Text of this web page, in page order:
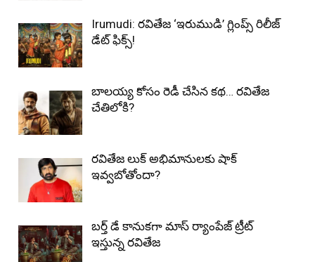
Irumudi: రవితేజ ‘ఇరుముడి’ గ్లింప్స్ రిలీజ్
డేట్ ఫిక్స్!
బాలయ్య కోసం రెడీ చేసిన కథ… రవితేజ
చేతిలోకి?
రవితేజ లుక్ అభిమానులకు షాక్
ఇవ్వబోతోందా?
బర్త్ డే కానుకగా మాస్ ర్యాంపేజ్ ట్రీట్
ఇస్తున్న రవితేజ